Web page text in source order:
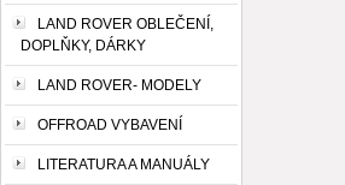
LAND ROVER OBLEČENÍ,
DOPLŇKY, DÁRKY
LAND ROVER- MODELY
OFFROAD VYBAVENÍ
LITERATURA A MANUÁLY